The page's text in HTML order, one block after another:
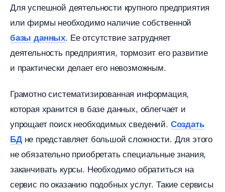
Для успешной деятельности крупного предприятия
или фирмы необходимо наличие собственной
азы данных. Ее отсутствие затрудняет
деятельность предприятия, тормозит его развитие
и практически делает его невозможным.
Грамотно систематизированная информация,
которая хранится в базе данных, облегчает и
упрощает поиск необходимых сведений. Создать
БДне представляет большой сложности. Для этого
не обязательно приобретать специальные знания,
заканчивать курсы. Необходимо обратиться на
сервис по оказанию подобных услуг. Такие сервисы